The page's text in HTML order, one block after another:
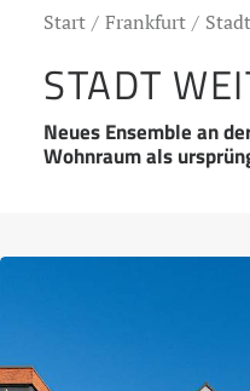
Start Frankfurt
STADT
Neues Ensemble an
Wohnraum als